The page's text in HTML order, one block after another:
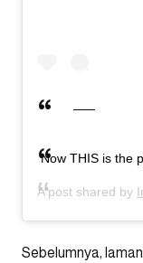
Now THIS is the
A post shared by
Sebelumnya,